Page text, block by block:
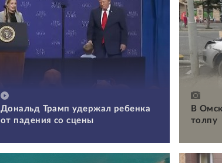
Дональд Трамп удержал ребенка
от падения со сцены
В
толпу